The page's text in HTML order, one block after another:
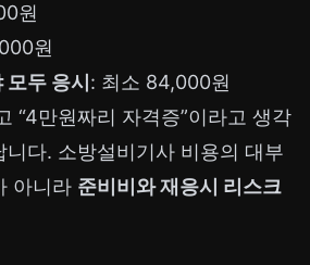
원
원
두 응시 : 최소 84,000원
“4만원짜리 자격증”이라고 생각
다. 소방설비기사 비용의 대부
아니라 준비비와 재응시 리스크